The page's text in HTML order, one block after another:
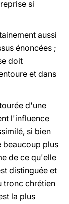
si
aussi
énoncées ;
doit
et dans
d'une
l'influence
si bien
beaucoup plus
de ce qu'elle
distinguée et
tronc chrétien
la plus